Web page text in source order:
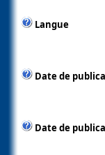
Langue
Date de
Date de